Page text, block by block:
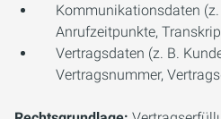
Kommunikationsdaten
Anrufzeitpunkte,
Vertragsdaten (z. B.
Vertragsnummer,